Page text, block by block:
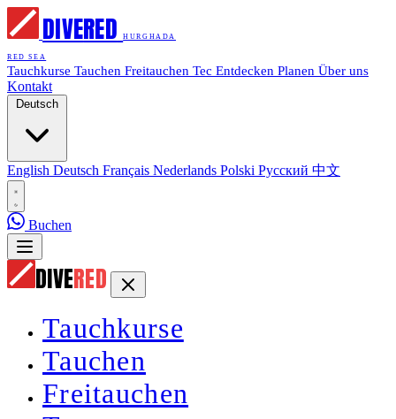
DIVERED HURGHADA
RED SEA
Tauchkurse Tauchen Freitauchen Tec Entdecken Planen Über uns
Kontakt
Deutsch
English Deutsch Français Nederlands Polski Русский 中文
Buchen
DIVERED
Tauchkurse
Tauchen
Freitauchen